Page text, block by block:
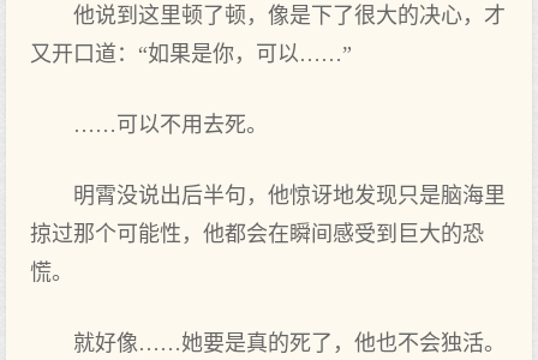
他说到这里顿了顿，像是下了很大的决心，才
又开口道：“如果是你，可以……”
……可以不用去死。
明霄没说出后半句，他惊讶地发现只是脑海里
掠过那个可能性，他都会在瞬间感受到巨大的恐
慌。
就好像……她要是真的死了，他也不会独活。